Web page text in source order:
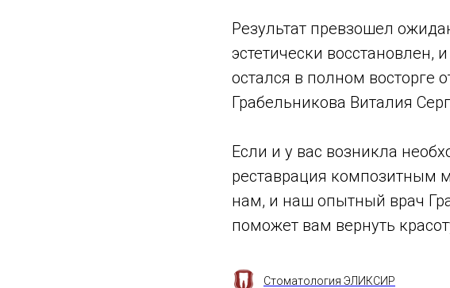
Результат превзошел
эстетически
остался в полном восторге
Грабельникова Виталия
Если и у вас возникла
реставрация композитным
нам, и наш опытный врач
поможет вам вернуть
Стоматология ЭЛИКСИР